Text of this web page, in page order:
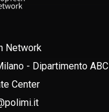
Network
- Dipartimento ABC
Center